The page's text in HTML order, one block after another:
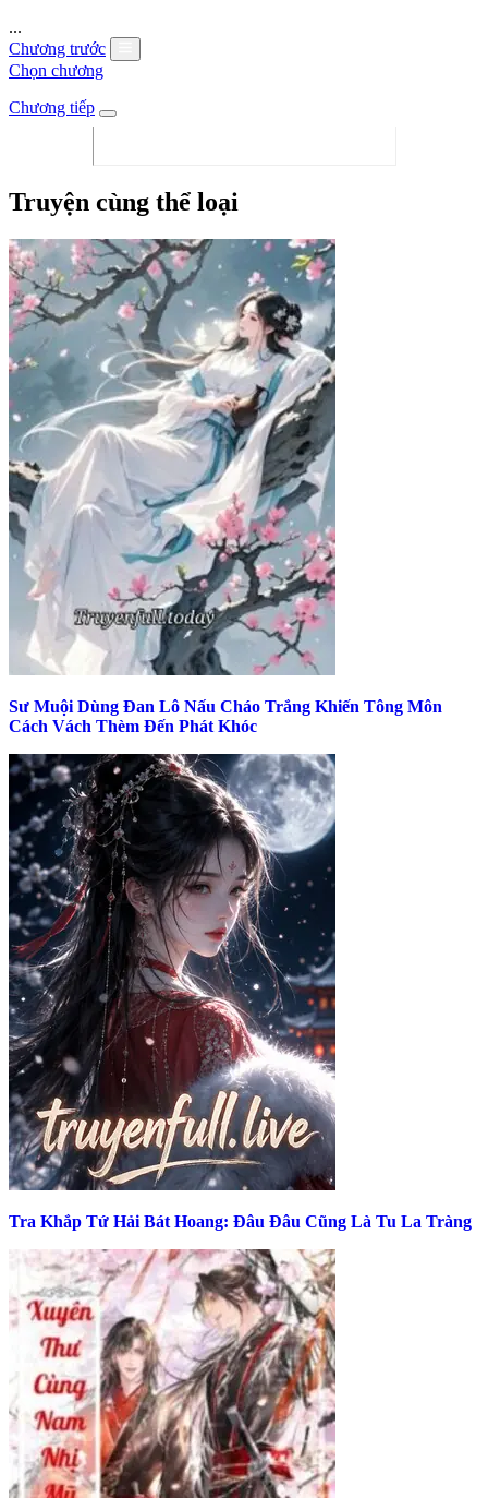
...
Chương trước
Chọn chương
Chương tiếp
Truyện cùng thể loại
Sư Muội Dùng Đan Lô Nấu Cháo Trắng Khiến Tông Môn
Cách Vách Thèm Đến Phát Khóc
Tra Khắp Tứ Hải Bát Hoang: Đâu Đâu Cũng Là Tu La Tràng